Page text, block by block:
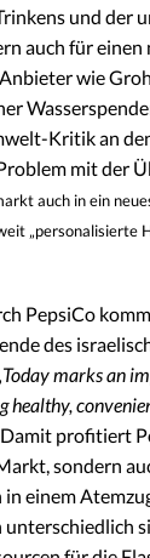
und der
auch für
wie
Kritik an
mit der
auch in ein
„personalisierte
PepsiCo
des
Today marks an
healthy,
Damit profitiert
sondern
einem